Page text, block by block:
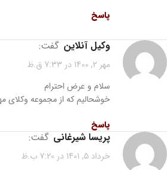
پاسخ
وکیل آنلاین گفت:
مهر 2, 1400 در 7:33 ق.ظ
سلام و عرض احترام
خوشحالیم که از مجموعه وکلای
پاسخ
پریسا شیرغانی گفت:
خرداد 5, 1401 در 7:20 ب.ظ